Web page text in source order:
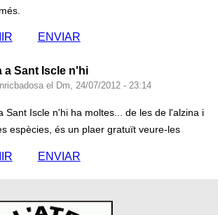
ENVIAR
a Sant Iscle n'hi
el Dm, 24/07/2012 - 23:14
Sant Iscle n'hi ha moltes... de les de l'alzina i
espècies, és un plaer gratuït veure-les
ENVIAR